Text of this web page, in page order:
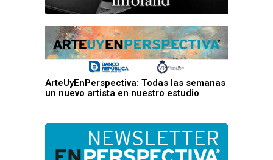
ArteUyEnPerspectiva: Todas las semanas
un nuevo artista en nuestro estudio